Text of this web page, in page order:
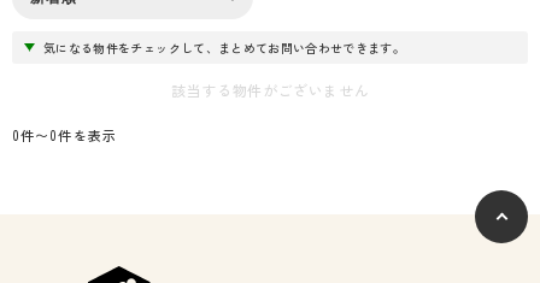
気になる物件をチェックして、まとめてお問い合わせできます。
該当する物件がございません
0件〜0件を表示